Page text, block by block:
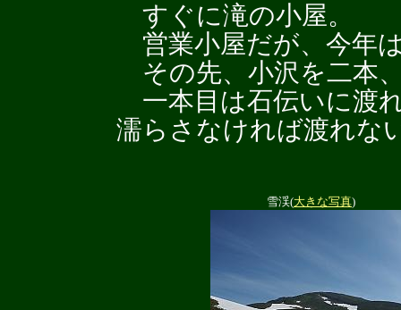
すぐに滝の小屋。
営業小屋だが、今年
その先、小沢を二本
一本目は石伝いに渡
濡らさなければ渡れな
雪渓(大きな写真)